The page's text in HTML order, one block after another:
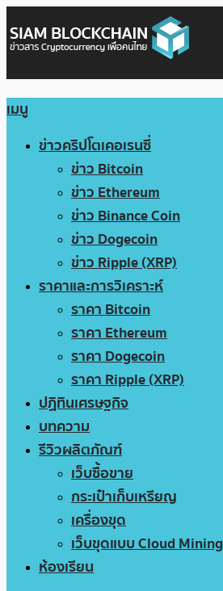
เมนู
ข่าวคริปโตเคอเรนซี่
ข่าว Bitcoin
ข่าว Ethereum
ข่าว Binance Coin
ข่าว Dogecoin
ข่าว Ripple (XRP)
ราคาและการวิเคราะห์
ราคา Bitcoin
ราคา Ethereum
ราคา Dogecoin
ราคา Ripple (XRP)
ปฏิทินเศรษฐกิจ
บทความ
รีวิวผลิตภัณฑ์
เว็บซื้อขาย
กระเป๋าเก็บเหรียญ
เครื่องขุด
เว็บขุดแบบ Cloud Mining
ห้องเรียน